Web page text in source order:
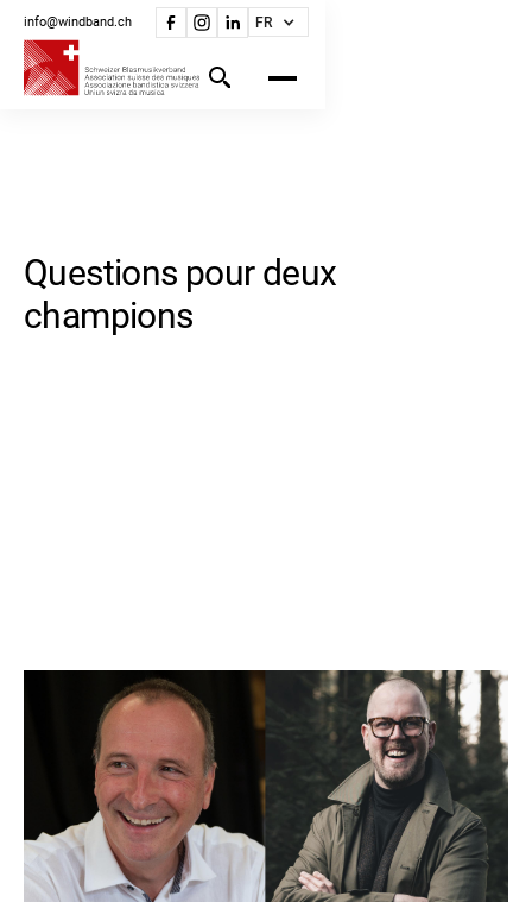
info@windband.ch FR
Questions pour deux
champions
Ils ont emmené leurs formations respectives - l'Ancienne
Cécilia de Chermignon et l'orchestre symphonique à vents
Feldmusik Sarnen - au titre suprême en catégorie Excellence.
La rédaction d'«unisono» a rencontré Arsène Duc et Sandro
Blank.